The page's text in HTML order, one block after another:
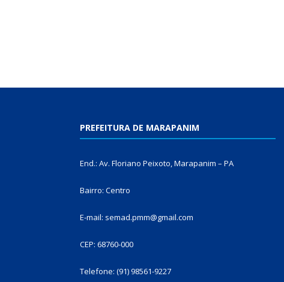
PREFEITURA DE MARAPANIM
End.: Av. Floriano Peixoto, Marapanim – PA
Bairro: Centro
E-mail: semad.pmm@gmail.com
CEP: 68760-000
Telefone: (91) 98561-9227